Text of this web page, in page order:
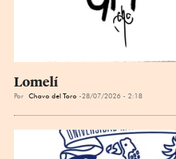
Lomelí
Por Chavo del Toro 28/07/2026 - 2:18